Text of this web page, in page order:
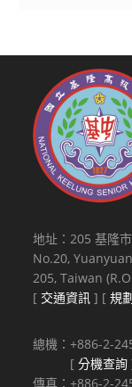
地址：205 基隆
No.20,
205, Taiwan
[ 交通資訊 ] [規
總機：+886-2-
[分機查詢
傳真：+886-2-